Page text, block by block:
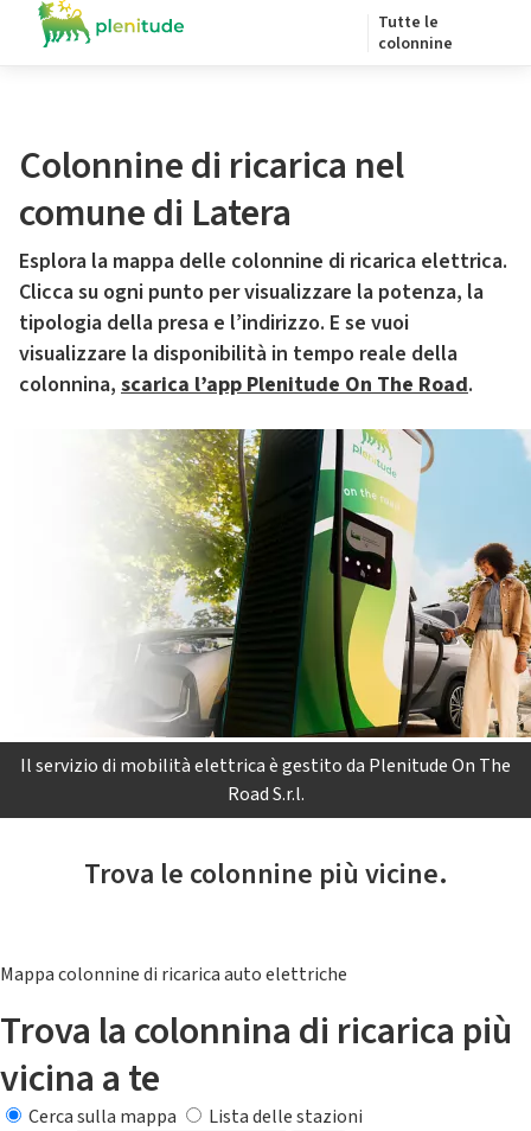
Tutte le
colonnine
Colonnine di ricarica nel
comune di Latera
Esplora la mappa delle colonnine di ricarica elettrica.
Clicca su ogni punto per visualizzare la potenza, la
tipologia della presa e l’indirizzo. E se vuoi
visualizzare la disponibilità in tempo reale della
colonnina, scarica l’app Plenitude On The Road.
Il servizio di mobilità elettrica è gestito da Plenitude On The
Road S.r.l.
Trova le colonnine più vicine.
Mappa colonnine di ricarica auto elettriche
Trova la colonnina di ricarica più
vicina a te
Cerca sulla mappa
Lista delle stazioni